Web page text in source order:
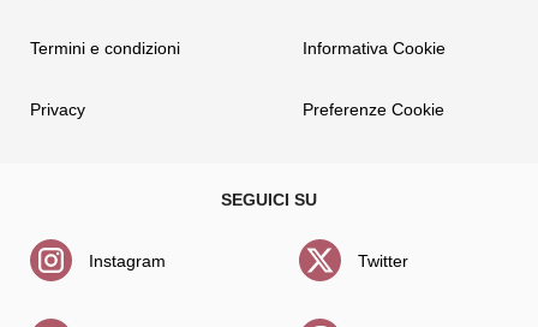
Termini e condizioni
Privacy
Informativa Cookie
Preferenze Cookie
Instagram Twitter